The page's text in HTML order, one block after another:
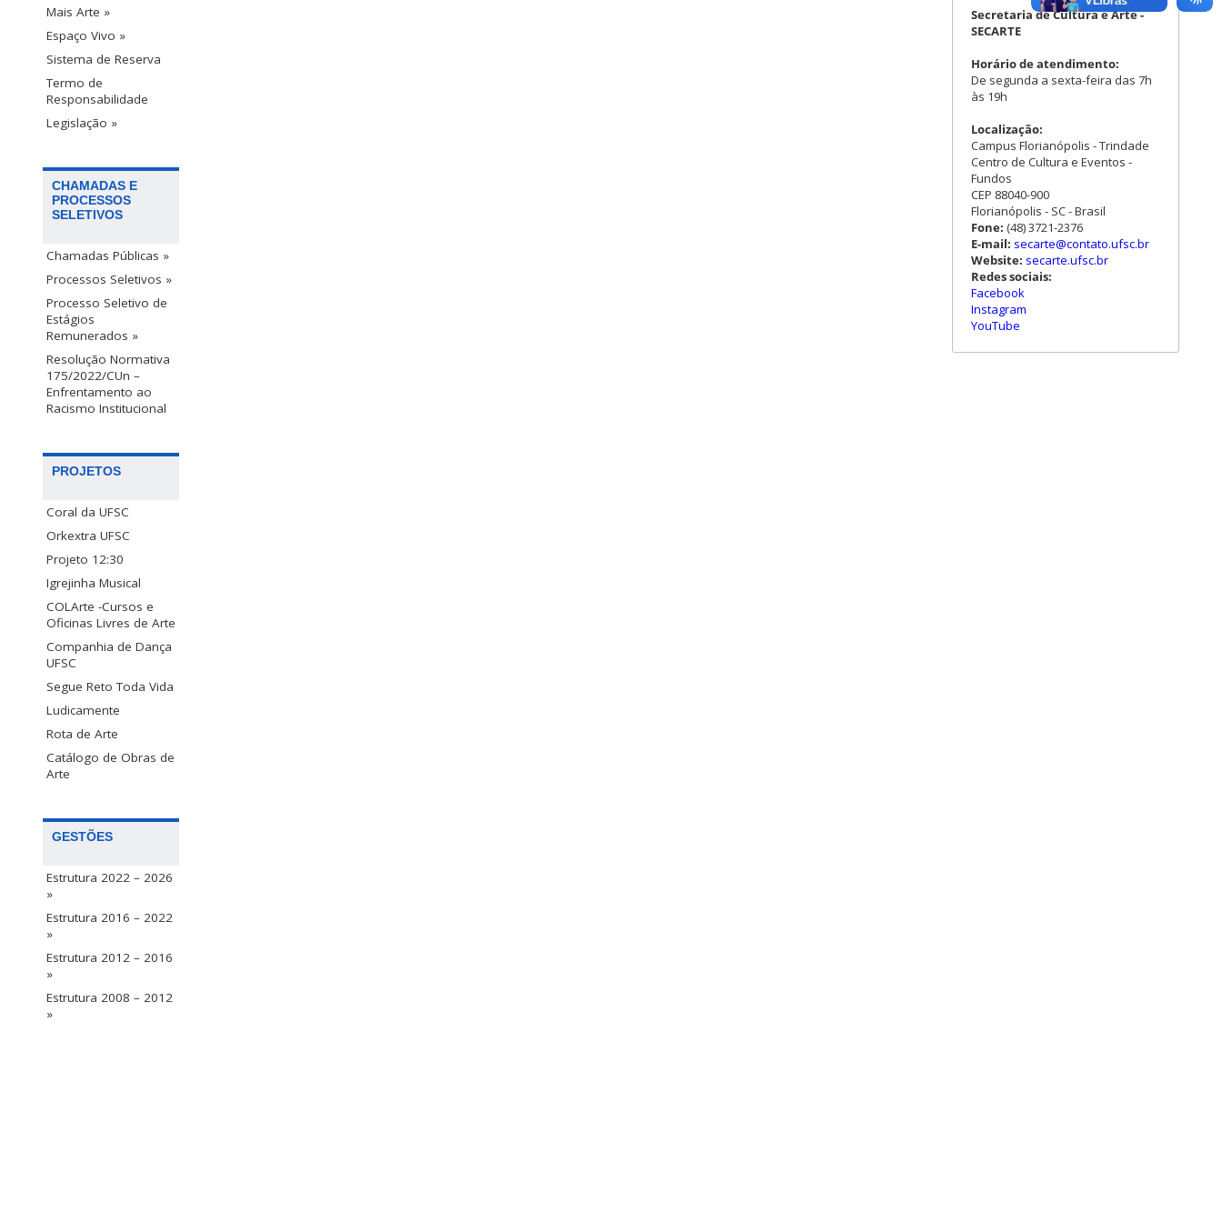
Mais Arte »
Espaço Vivo »
Sistema de Reserva
Termo de
Responsabilidade
Legislação »
CHAMADAS E
PROCESSOS
SELETIVOS
Chamadas Públicas »
Processos Seletivos »
Processo Seletivo de
Estágios
Remunerados »
Resolução Normativa
175/2022/CUn –
Enfrentamento ao
Racismo Institucional
PROJETOS
Coral da UFSC
Orkextra UFSC
Projeto 12:30
Igrejinha Musical
COLArte -Cursos e
Oficinas Livres de Arte
Companhia de Dança
UFSC
Segue Reto Toda Vida
Ludicamente
Rota de Arte
Catálogo de Obras de
Arte
GESTÕES
Estrutura 2022 – 2026
»
Estrutura 2016 – 2022
»
Estrutura 2012 – 2016
»
Estrutura 2008 – 2012
»
Secretaria de Cultura e Arte -
SECARTE
Horário de atendimento:
De segunda a sexta-feira das 7h
às 19h
Localização:
Campus Florianópolis - Trindade
Centro de Cultura e Eventos -
Fundos
CEP 88040-900
Florianópolis - SC - Brasil
Fone: (48) 3721-2376
E-mail: secarte@contato.ufsc.br
Website: secarte.ufsc.br
Redes sociais:
Facebook
Instagram
YouTube